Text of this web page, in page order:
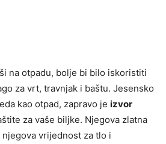
na otpadu, bolje bi bilo iskoristiti
za vrt, travnjak i baštu. Jesensko
kao otpad, zapravo je izvor
za vaše biljke. Njegova zlatna
vrijednost za tlo i